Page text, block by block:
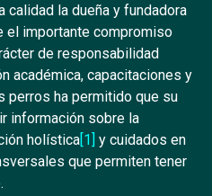
la dueña y fundadora
el importante compromiso
de responsabilidad
académica, capacitaciones y
perros ha permitido que su
información sobre la
holística[1] y cuidados en
que permiten tener